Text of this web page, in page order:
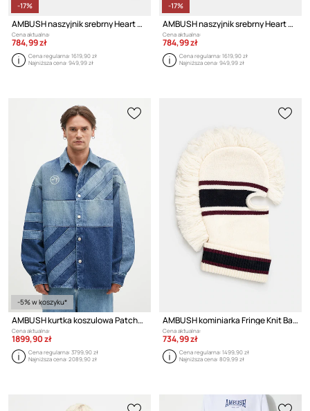
-17%
AMBUSH naszyjnik srebrny Heart Class Ring Charm Necklace
Cena aktualna:
784,99 zł
Cena regularna:1619,90 zł
Najniższa cena:949,99 zł
-17%
AMBUSH naszyjnik srebrny Heart Class Ring Charm Necklace
Cena aktualna:
784,99 zł
Cena regularna:1619,90 zł
Najniższa cena:949,99 zł
-5% w koszyku*
AMBUSH kurtka koszulowa Patchwork Denim Shirt Vintage
Cena aktualna:
1899,90 zł
Cena regularna:3799,90 zł
Najniższa cena:2089,90 zł
AMBUSH kominiarka Fringe Knit Balaclava
Cena aktualna:
734,99 zł
Cena regularna:1499,90 zł
Najniższa cena:809,99 zł